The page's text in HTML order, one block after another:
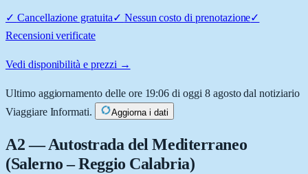
✓ Cancellazione gratuita✓ Nessun costo di prenotazione✓
Recensioni verificate
Vedi disponibilità e prezzi →
Ultimo aggiornamento delle ore 19:06 di oggi 8 agosto dal notiziario
Viaggiare Informati.
Aggiorna i dati
A2— Autostrada del Mediterraneo
(Salerno – Reggio Calabria)